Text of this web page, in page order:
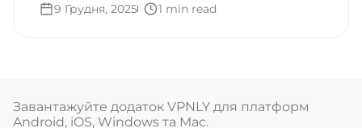
9 Грудня, 2025
1 min read
Завантажуйте додаток VPNLY для платформ
Android, iOS, Windows та Mac.